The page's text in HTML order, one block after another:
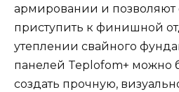
армировании и позволяют
приступить к финишной
утеплении свайного
панелей Teplofom+ можно
создать прочную,